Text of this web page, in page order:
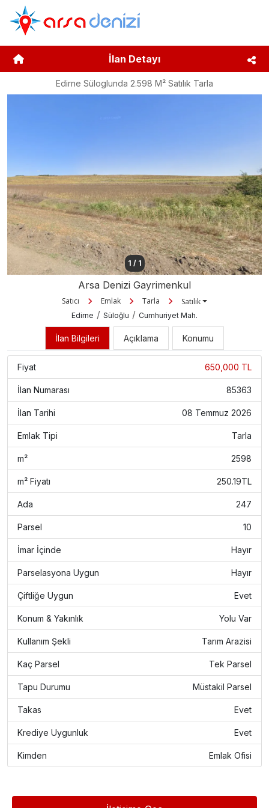
İlan Detayı
Edirne Süloglunda 2.598 M² Satılık Tarla
1 / 1
Arsa Denizi Gayrimenkul
Satıcı Emlak Tarla Satılık
Edirne / Süloğlu / Cumhuriyet Mah.
İlan Bilgileri Açıklama Konumu
Fiyat 650,000 TL
İlan Numarası 85363
İlan Tarihi 08 Temmuz 2026
Emlak Tipi Tarla
m² 2598
m² Fiyatı 250.19TL
Ada 247
Parsel 10
İmar İçinde Hayır
Parselasyona Uygun Hayır
Çiftliğe Uygun Evet
Konum & Yakınlık Yolu Var
Kullanım Şekli Tarım Arazisi
Kaç Parsel Tek Parsel
Tapu Durumu Müstakil Parsel
Takas Evet
Krediye Uygunluk Evet
Kimden Emlak Ofisi